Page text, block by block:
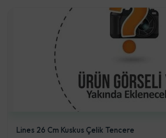
Lines 26 Cm Kuskus Çelik Tencere